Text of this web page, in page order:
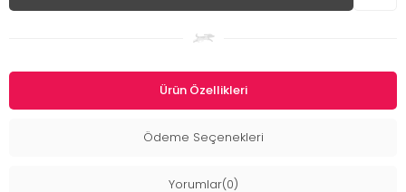
Ürün Özellikleri
Ödeme Seçenekleri
Yorumlar(0)